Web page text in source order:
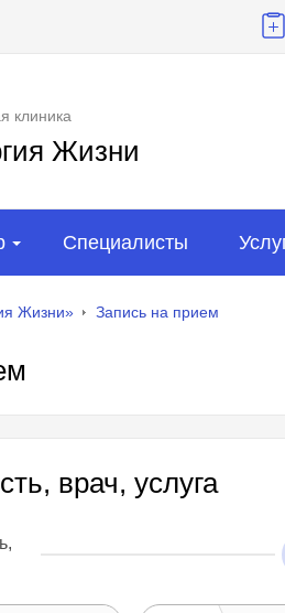
клиника
Жизни
Специалисты
Жизни» Запись на прием
врач, услуга